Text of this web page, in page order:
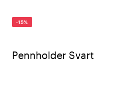
-15%
Pennholder Svart